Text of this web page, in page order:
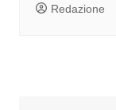
Redazione